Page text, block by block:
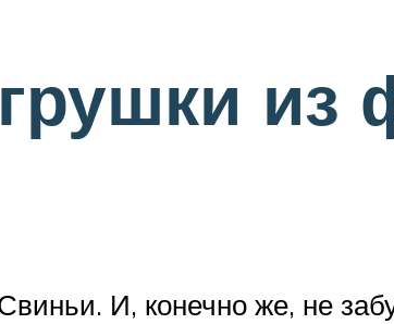
из
И, конечно же, не